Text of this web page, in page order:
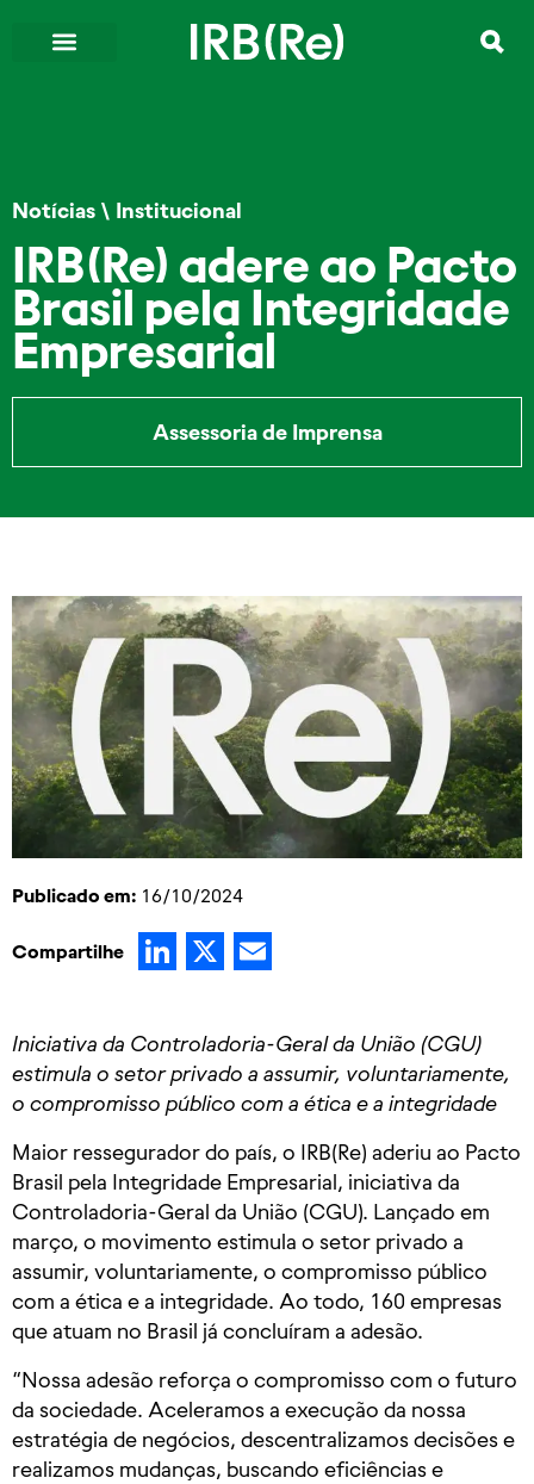
Notícias \ Institucional
IRB(Re) adere ao Pacto
Brasil pela Integridade
Empresarial
Assessoria de Imprensa
Publicado em: 16/10/2024
Compartilhe LinkedIn
X
Iniciativa da Controladoria-Geral da União (CGU)
estimula o setor privado a assumir, voluntariamente,
o compromisso público com a ética e a integridade
Maior ressegurador do país, o IRB(Re) aderiu ao Pacto
Brasil pela Integridade Empresarial, iniciativa da
Controladoria-Geral da União (CGU). Lançado em
março, o movimento estimula o setor privado a
assumir, voluntariamente, o compromisso público
com a ética e a integridade. Ao todo, 160 empresas
que atuam no Brasil já concluíram a adesão.
“Nossa adesão reforça o compromisso com o futuro
da sociedade. Aceleramos a execução da nossa
estratégia de negócios, descentralizamos decisões e
realizamos mudanças, buscando eficiências e